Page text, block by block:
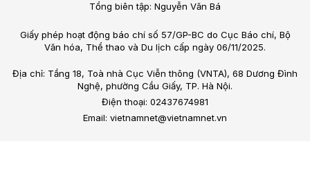
Tổng biên tập: Nguyễn Văn Bá
Giấy phép hoạt động báo chí số 57/GP-BC do Cục Báo chí, Bộ
Văn hóa, Thể thao và Du lịch cấp ngày 06/11/2025.
Địa chỉ: Tầng 18, Toà nhà Cục Viễn thông (VNTA), 68 Dương Đình
Nghệ, phường Cầu Giấy, TP. Hà Nội.
Điện thoại: 02437674981
Email: vietnamnet@vietnamnet.vn